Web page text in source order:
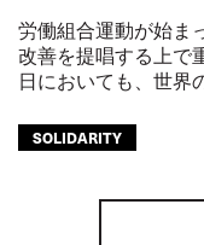
労働組合運動が始ま
改善を提唱する上で
日においても、世界
SOLIDARITY